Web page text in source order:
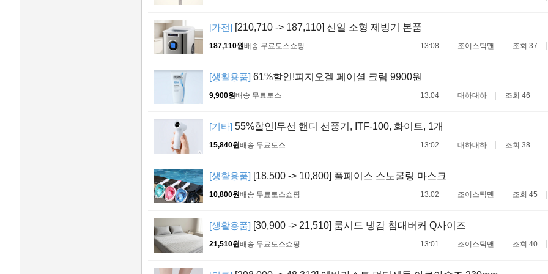
[가전] [210,710 -> 187,110] 신일 소형 제빙기 본품
187,110원배송 무료토스쇼핑 13:08 조이스틱맨 조회 37
[생활용품] 61%할인!피지오겔 페이셜 크림 9900원
9,900원배송 무료토스 13:04 대하대하 조회 46
[기타] 55%할인!무선 핸디 선풍기, ITF-100, 화이트, 1개
15,840원배송 무료토스 13:02 대하대하 조회 38
[생활용품] [18,500 -> 10,800] 풀페이스 스노쿨링 마스크
10,800원배송 무료토스쇼핑 13:02 조이스틱맨 조회 45
[생활용품] [30,900 -> 21,510] 룸시드 냉감 침대버커 Q사이즈
21,510원배송 무료토스쇼핑 13:01 조이스틱맨 조회 40